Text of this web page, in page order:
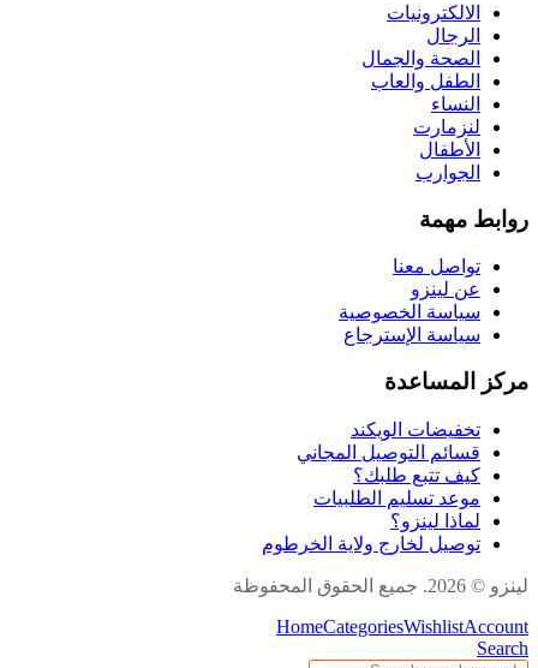
الالكترونيات
الرجال
الصحة والجمال
الطفل والعاب
النساء
لنزمارت
الأطفال
الجوارب
روابط مهمة
تواصل معنا
عن لينزو
سياسة الخصوصية
سياسة الإسترجاع
مركز المساعدة
تخفيضات الويكند
قسائم التوصيل المجاني
كيف تتبع طلبك؟
موعد تسليم الطلبيات
لماذا لينزو؟
توصيل لخارج ولاية الخرطوم
لينزو © 2026. جميع الحقوق المحفوظة
HomeCategoriesWishlistAccount
Search